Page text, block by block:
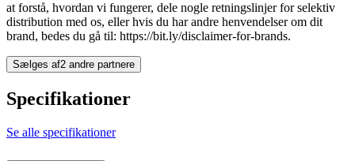
at forstå, hvordan vi fungerer, dele nogle retningslinjer for selektiv
distribution med os, eller hvis du har andre henvendelser om dit
brand, bedes du gå til: https://bit.ly/disclaimer-for-brands.
Sælges af2 andre partnere
Specifikationer
Se alle specifikationer